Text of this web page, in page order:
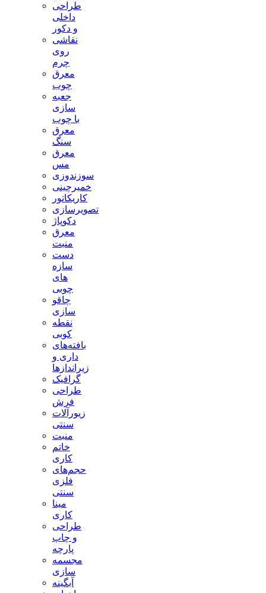
طراحی
داخلی
و دکور
نقاشی
روی
چرم
معرق
چوب
جعبه
سازی
با چوب
معرق
سنگ
معرق
مس
سوزندوزی
خمیرچینی
کاریکاتور
تصویرسازی
دکوپاژ
معرق
منبت
دست
سازه
های
چوبی
چاقو
سازی
نقطه
کوبی
بافته‌های
داری و
زیراندازها
گرافیک
طراحی
فرش
زیورآلات
سنتی
منبت
خاتم
کاری
حجم‌های
فلزی
سنتی
مینا
کاری
طراحی
و چاپ
پارچه
مجسمه
سازی
آبگینه